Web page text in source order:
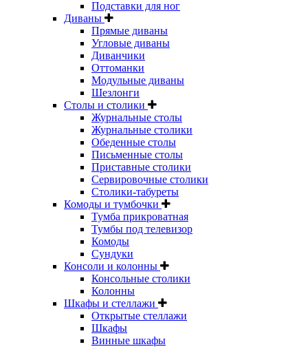
Подставки для ног
Диваны
Прямые диваны
Угловые диваны
Диванчики
Оттоманки
Модульные диваны
Шезлонги
Столы и столики
Журнальные столы
Журнальные столики
Обеденные столы
Письменные столы
Приставные столики
Сервировочные столики
Столики-табуреты
Комоды и тумбочки
Тумба прикроватная
Тумбы под телевизор
Комоды
Сундуки
Консоли и колонны
Консольные столики
Колонны
Шкафы и стеллажи
Открытые стеллажи
Шкафы
Винные шкафы